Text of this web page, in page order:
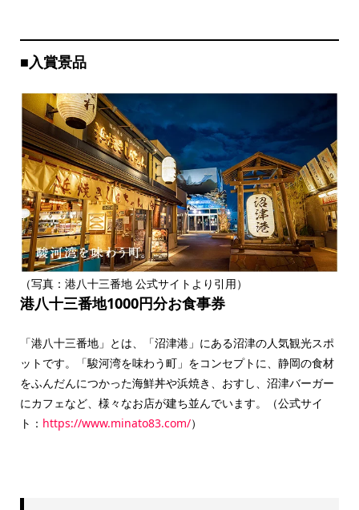
■入賞景品
（写真：港八十三番地 公式サイトより引用）
港八十三番地1000円分お食事券
「港八十三番地」とは、「沼津港」にある沼津の人気観光スポ
ットです。「駿河湾を味わう町」をコンセプトに、静岡の食材
をふんだんにつかった海鮮丼や浜焼き、おすし、沼津バーガー
にカフェなど、様々なお店が建ち並んでいます。（公式サイ
ト： https://www.minato83.com/）